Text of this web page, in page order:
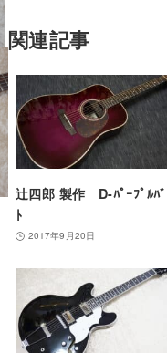
関連記事
辻四郎 製作 D-ﾊﾟｰﾌﾟﾙﾊ
ﾄ
2017年9月20日